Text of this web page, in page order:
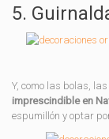
5.
Y, como las bolas,
imprescindible en
espumillón y optar